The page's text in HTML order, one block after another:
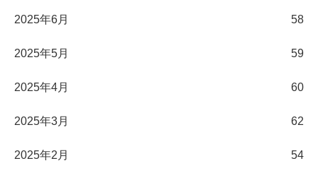
2025年6月 58
2025年5月 59
2025年4月 60
2025年3月 62
2025年2月 54